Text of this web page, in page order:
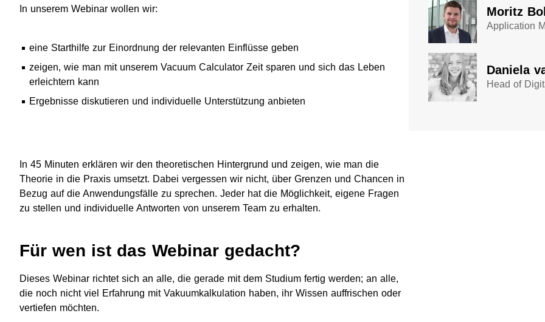
In unserem Webinar wollen wir:
eine Starthilfe zur Einordnung der relevanten Einflüsse geben
zeigen, wie man mit unserem Vacuum Calculator Zeit sparen und sich das Leben
erleichtern kann
Ergebnisse diskutieren und individuelle Unterstützung anbieten
In 45 Minuten erklären wir den theoretischen Hintergrund und zeigen, wie man die
Theorie in die Praxis umsetzt. Dabei vergessen wir nicht, über Grenzen und Chancen in
Bezug auf die Anwendungsfälle zu sprechen. Jeder hat die Möglichkeit, eigene Fragen
zu stellen und individuelle Antworten von unserem Team zu erhalten.
Für wen ist das Webinar gedacht?
​​Dieses Webinar richtet sich an alle, die gerade mit dem Studium fertig werden; an alle,
die noch nicht viel Erfahrung mit Vakuumkalkulation haben, ihr Wissen auffrischen oder
vertiefen möchten.​
Moritz
Application
​Daniela
Head of